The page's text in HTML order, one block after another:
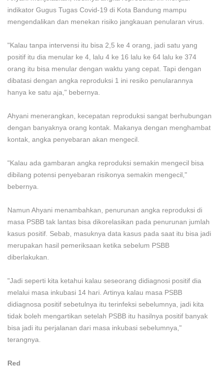
indikator Gugus Tugas Covid-19 di Kota Bandung mampu
mengendalikan dan menekan risiko jangkauan penularan virus.
"Kalau tanpa intervensi itu bisa 2,5 ke 4 orang, jadi satu yang
positif itu dia menular ke 4, lalu 4 ke 16 lalu ke 64 lalu ke 374
orang itu bisa menular dengan waktu yang cepat. Tapi dengan
dibatasi dengan angka reproduksi 1 ini resiko penularannya
hanya ke satu aja," bebernya.
Ahyani menerangkan, kecepatan reproduksi sangat berhubungan
dengan banyaknya orang kontak. Makanya dengan menghambat
kontak, angka penyebaran akan mengecil.
"Kalau ada gambaran angka reproduksi semakin mengecil bisa
dibilang potensi penyebaran risikonya semakin mengecil,"
bebernya.
Namun Ahyani menambahkan, penurunan angka reproduksi di
masa PSBB tak lantas bisa dikorelasikan pada penurunan jumlah
kasus positif. Sebab, masuknya data kasus pada saat itu bisa jadi
merupakan hasil pemeriksaan ketika sebelum PSBB
diberlakukan.
"Jadi seperti kita ketahui kalau seseorang didiagnosi positif dia
melalui masa inkubasi 14 hari. Artinya kalau masa PSBB
didiagnosa positif sebetulnya itu terinfeksi sebelumnya, jadi kita
tidak boleh mengartikan setelah PSBB itu hasilnya positif banyak
bisa jadi itu perjalanan dari masa inkubasi sebelumnya,"
terangnya.
Red